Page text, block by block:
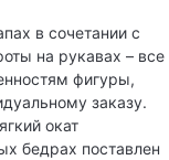
в сочетании с
на рукавах – все
фигуры,
заказу.
окат
бедрах поставлен